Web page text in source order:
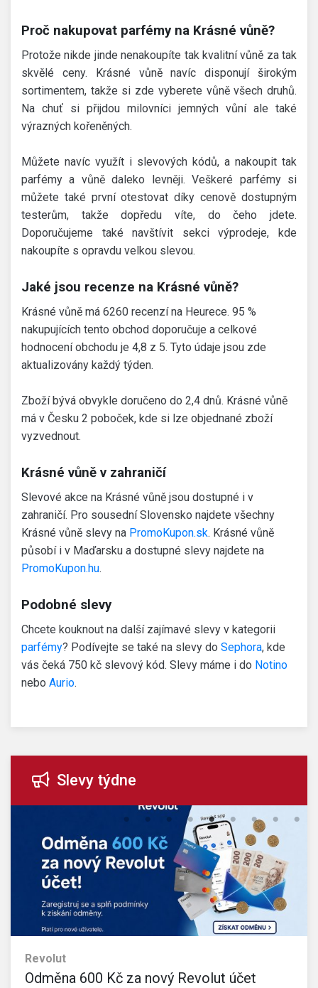
Proč nakupovat parfémy na Krásné vůně?
Protože nikde jinde nenakoupíte tak kvalitní vůně za tak
skvělé ceny. Krásné vůně navíc disponují širokým
sortimentem, takže si zde vyberete vůně všech druhů.
Na chuť si přijdou milovníci jemných vůní ale také
výrazných kořeněných.
Můžete navíc využít i slevových kódů, a nakoupit tak
parfémy a vůně daleko levněji. Veškeré parfémy si
můžete také první otestovat díky cenově dostupným
testerům, takže dopředu víte, do čeho jdete.
Doporučujeme také navštívit sekci výprodeje, kde
nakoupíte s opravdu velkou slevou.
Jaké jsou recenze na Krásné vůně?
Krásné vůně má 6260 recenzí na Heurece. 95 %
nakupujících tento obchod doporučuje a celkové
hodnocení obchodu je 4,8 z 5. Tyto údaje jsou zde
aktualizovány každý týden.
Zboží bývá obvykle doručeno do 2,4 dnů. Krásné vůně
má v Česku 2 poboček, kde si lze objednané zboží
vyzvednout.
Krásné vůně v zahraničí
Slevové akce na Krásné vůně jsou dostupné i v
zahraničí. Pro sousední Slovensko najdete všechny
Krásné vůně slevy na PromoKupon.sk. Krásné vůně
působí i v Maďarsku a dostupné slevy najdete na
PromoKupon.hu.
Podobné slevy
Chcete kouknout na další zajímavé slevy v kategorii
parfémy? Podívejte se také na slevy do Sephora, kde
vás čeká 750 kč slevový kód. Slevy máme i do Notino
nebo Aurio.
Slevy týdne
Revolut
Odměna 600 Kč za nový Revolut účet